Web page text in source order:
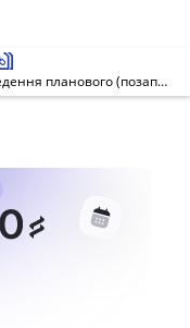
Акт, складений за результатами проведення планового (позапланового) заходу державного нагляду (контролю) щодо дотримання вимог законодавства у сфері містобудівної діяльності